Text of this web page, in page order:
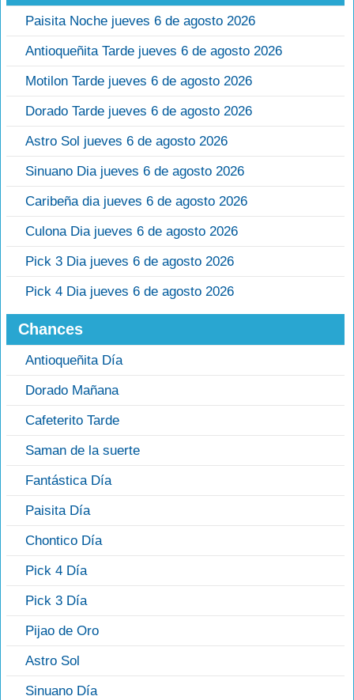
Paisita Noche jueves 6 de agosto 2026
Antioqueñita Tarde jueves 6 de agosto 2026
Motilon Tarde jueves 6 de agosto 2026
Dorado Tarde jueves 6 de agosto 2026
Astro Sol jueves 6 de agosto 2026
Sinuano Dia jueves 6 de agosto 2026
Caribeña dia jueves 6 de agosto 2026
Culona Dia jueves 6 de agosto 2026
Pick 3 Dia jueves 6 de agosto 2026
Pick 4 Dia jueves 6 de agosto 2026
Chances
Antioqueñita Día
Dorado Mañana
Cafeterito Tarde
Saman de la suerte
Fantástica Día
Paisita Día
Chontico Día
Pick 4 Día
Pick 3 Día
Pijao de Oro
Astro Sol
Sinuano Día